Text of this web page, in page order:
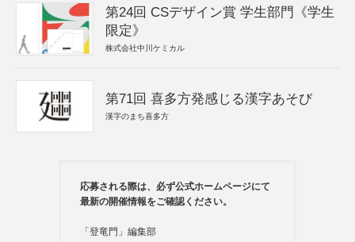
第24回 CSデザイン賞 学生部門《学生
限定》
株式会社中川ケミカル
第71回 喜多方発感じる漢字あそび
漢字のまち喜多方
応募される際は、必ず公式ホームページにて
最新の開催情報をご確認ください。
「登竜門」編集部